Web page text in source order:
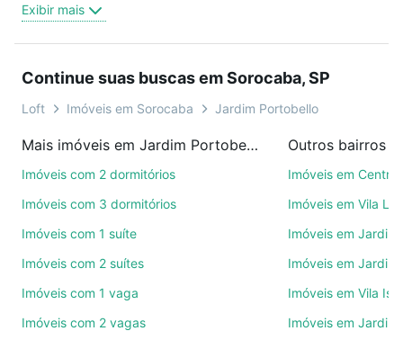
oferta ideal de Imóveis com 2 quartos à venda em
Jardim Portobello, Sorocaba, SP para conquistar
videochamada, é grátis, sem compromisso e você
ainda conta com mais de 46 mil corretores e
de imóveis.
ruas, bairros e até condomínios favoritos. Você
também pode usar os filtros como quantidade de
quartos, suítes, com ou sem vaga de garagem para
comodidades, como piscina, academia, salão de
Exibir mais
Continue suas buscas em Sorocaba, SP
Loft Imóveis em Sorocaba Jardim Portobello
Mais imóveis em Jardim Portobello
Imóveis com 2 dormitórios
Imóveis com 3 dormitórios
Imóveis com 1 suíte
Imóveis com 2 suítes
Imóveis com 1 vaga
Imóveis com 2 vagas
Outros bairros
Imóveis em Centro
Imóveis em Vila
Imóveis em Jardim
Imóveis em Jardim
Imóveis em Vila
Imóveis em Jardim